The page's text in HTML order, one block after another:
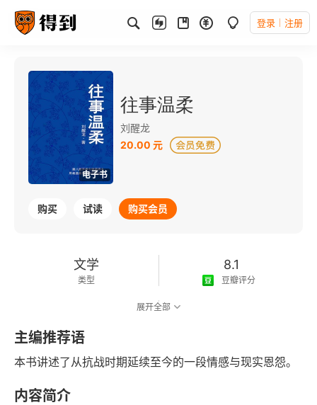
登录 注册
电子书
往事温柔
刘醒龙
20.00 元
购买 试读 购买会员
文学
类型
8.1
豆瓣评分
2014-01-01
发行日期
展开全部
主编推荐语
本书讲述了从抗战时期延续至今的一段情感与现实恩怨。
内容简介